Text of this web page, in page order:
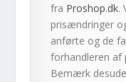
fra Proshop.dk.
prisændringer
anførte og de
forhandleren af
Bemærk